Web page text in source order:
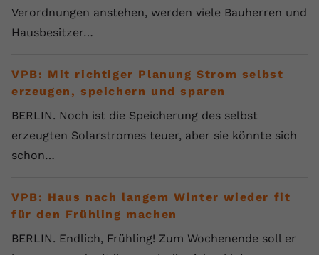
Verordnungen anstehen, werden viele Bauherren und
Hausbesitzer…
VPB: Mit richtiger Planung Strom selbst
erzeugen, speichern und sparen
BERLIN. Noch ist die Speicherung des selbst
erzeugten Solarstromes teuer, aber sie könnte sich
schon…
VPB: Haus nach langem Winter wieder fit
für den Frühling machen
BERLIN. Endlich, Frühling! Zum Wochenende soll er